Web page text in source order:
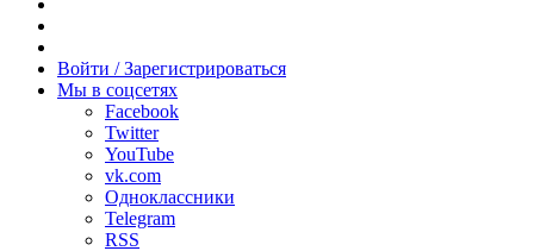
радио
Войти / Зарегистрироваться
Мы в соцсетях
Facebook
Twitter
YouTube
vk.com
Одноклассники
Telegram
RSS